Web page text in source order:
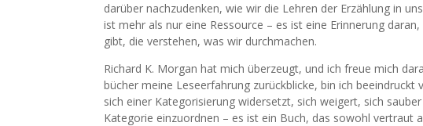
darüber nachzudenken, wie wir die Lehren der Erzählung in
ist mehr als nur eine Ressource – es ist eine Erinnerung
gibt, die verstehen, was wir durchmachen.
Richard K. Morgan hat mich überzeugt, und ich freue mich
bücher meine Leseerfahrung zurückblicke, bin ich
sich einer Kategorisierung widersetzt, sich weigert, sich
Kategorie einzuordnen – es ist ein Buch, das sowohl vertraut